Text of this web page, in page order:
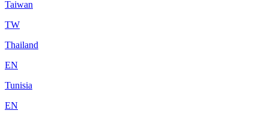
Taiwan
TW
Thailand
EN
Tunisia
EN